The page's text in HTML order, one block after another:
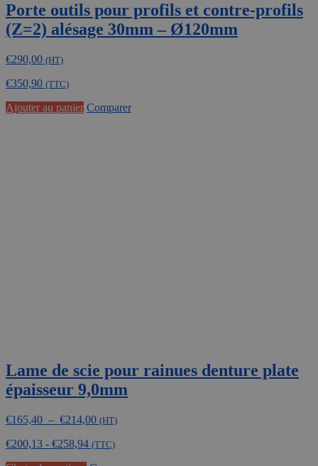
Porte outils pour profils et contre-profils
(Z=2) alésage 30mm – Ø120mm
€290,00 (HT)
€350,90 (TTC)
Ajouter au panier Comparer
Lame de scie pour rainues denture plate
épaisseur 9,0mm
€165,40 – €214,00Plage
prix :
(HT)
€200,13 - €258,94 (TTC)